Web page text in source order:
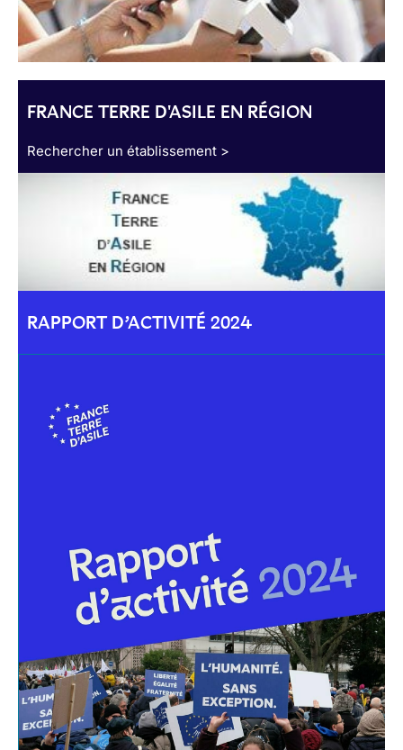
FRANCE TERRE D'ASILE EN RÉGION
Rechercher un établissement >
RAPPORT D’ACTIVITÉ 2024